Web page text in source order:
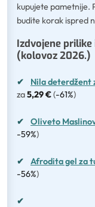
kupujete pametnije.
budite korak ispred
Izdvojene
(kolovoz 2026.)
✔ Nila deterdžent
za5,29 €(-61%)
✔ Oliveto
-59%)
✔ Afrodita gel za
-56%)
✔